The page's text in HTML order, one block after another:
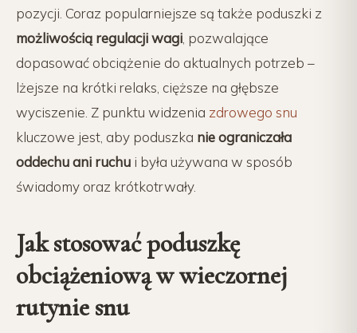
pozycji. Coraz popularniejsze są także poduszki z
możliwością regulacji wagi, pozwalające
dopasować obciążenie do aktualnych potrzeb –
lżejsze na krótki relaks, cięższe na głębsze
wyciszenie. Z punktu widzenia zdrowego snu
kluczowe jest, aby poduszka nie ograniczała
oddechu ani ruchu i była używana w sposób
świadomy oraz krótkotrwały.
Jak stosować poduszkę
obciążeniową w wieczornej
rutynie snu